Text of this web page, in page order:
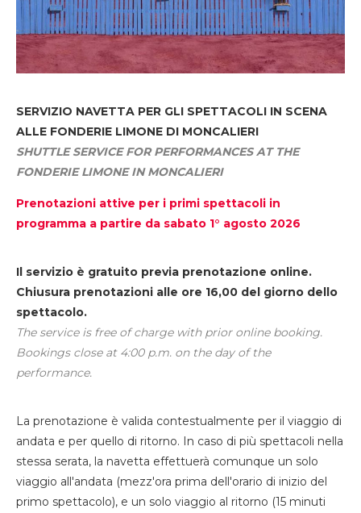
SERVIZIO NAVETTA PER GLI SPETTACOLI IN SCENA
ALLE FONDERIE LIMONE DI MONCALIERI
SHUTTLE SERVICE FOR PERFORMANCES AT THE
FONDERIE LIMONE IN MONCALIERI
Prenotazioni attive per i primi spettacoli in
programma a partire da sabato 1° agosto 2026
Il servizio è gratuito previa prenotazione online.
Chiusura prenotazioni alle ore 16,00 del giorno dello
spettacolo.
The service is free of charge with prior online booking.
Bookings close at 4:00 p.m. on the day of the
performance.
La prenotazione è valida contestualmente per il viaggio di
andata e per quello di ritorno. In caso di più spettacoli nella
stessa serata, la navetta effettuerà comunque un solo
viaggio all'andata (mezz'ora prima dell'orario di inizio del
primo spettacolo), e un solo viaggio al ritorno (15 minuti